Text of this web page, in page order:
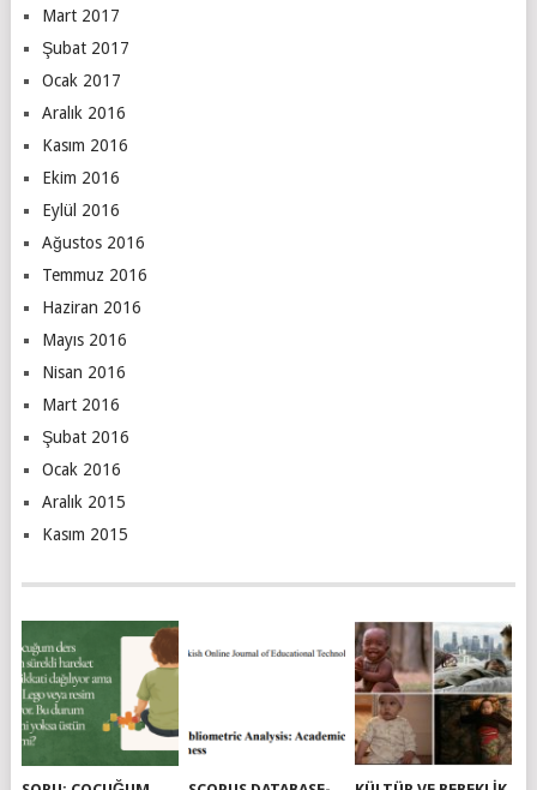
Mart 2017
Şubat 2017
Ocak 2017
Aralık 2016
Kasım 2016
Ekim 2016
Eylül 2016
Ağustos 2016
Temmuz 2016
Haziran 2016
Mayıs 2016
Nisan 2016
Mart 2016
Şubat 2016
Ocak 2016
Aralık 2015
Kasım 2015